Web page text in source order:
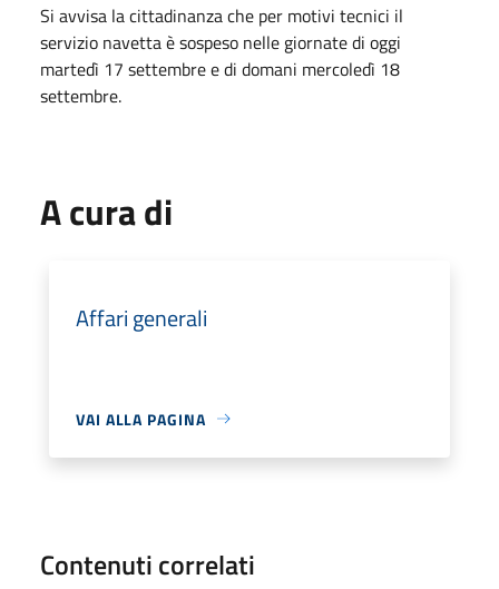
Si avvisa la cittadinanza che per motivi tecnici il
servizio navetta è sospeso nelle giornate di oggi
martedì 17 settembre e di domani mercoledì 18
settembre.
A cura di
Affari generali
VAI ALLA PAGINA
Contenuti correlati